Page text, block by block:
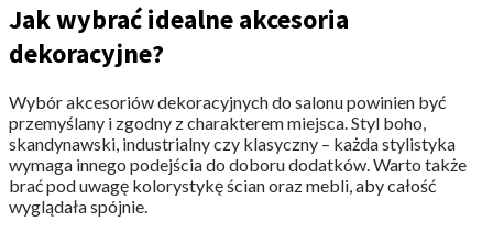
Jak wybrać idealne akcesoria
dekoracyjne?
Wybór akcesoriów dekoracyjnych do salonu powinien być
przemyślany i zgodny z charakterem miejsca. Styl boho,
skandynawski, industrialny czy klasyczny – każda stylistyka
wymaga innego podejścia do doboru dodatków. Warto także
brać pod uwagę kolorystykę ścian oraz mebli, aby całość
wyglądała spójnie.